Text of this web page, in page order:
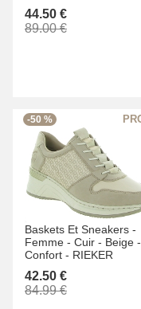
44.50 €
89.00 €
-50 %
Baskets Et Sneakers -
Femme - Cuir - Beige -
Confort - RIEKER
42.50 €
84.99 €